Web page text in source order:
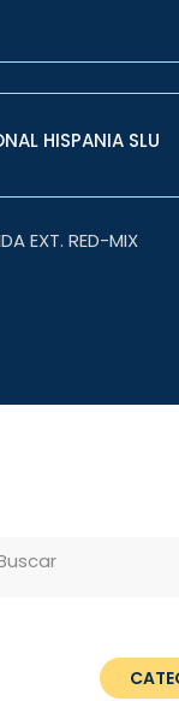
HISPANIA SLU
EXT. RED-MIX